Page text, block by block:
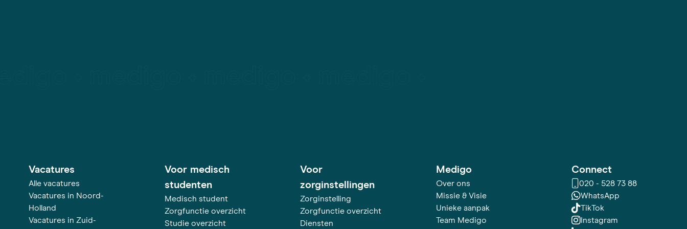
Vacatures
Alle vacatures
Vacatures in Noord-
Holland
Vacatures in Zuid-
Voor medisch
studenten
Medisch student
Zorgfunctie overzicht
Studie overzicht
Voor
zorginstellingen
Zorginstelling
Zorgfunctie overzicht
Diensten
Medigo
Over ons
Missie & Visie
Unieke aanpak
Team Medigo
Connect
020 - 528 73 88
WhatsApp
TikTok
Instagram